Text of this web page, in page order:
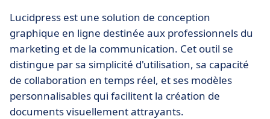
Lucidpress est une solution de conception
graphique en ligne destinée aux professionnels du
marketing et de la communication. Cet outil se
distingue par sa simplicité d'utilisation, sa capacité
de collaboration en temps réel, et ses modèles
personnalisables qui facilitent la création de
documents visuellement attrayants.